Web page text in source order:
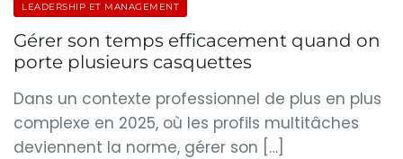
LEADERSHIP ET MANAGEMENT
Gérer son temps efficacement quand on
porte plusieurs casquettes
Dans un contexte professionnel de plus en plus
complexe en 2025, où les profils multitâches
deviennent la norme, gérer son […]